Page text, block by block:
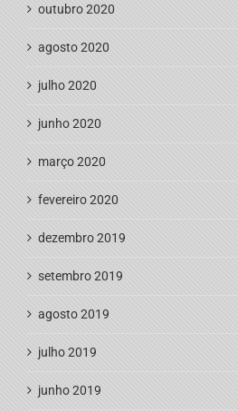
outubro 2020
agosto 2020
julho 2020
junho 2020
março 2020
fevereiro 2020
dezembro 2019
setembro 2019
agosto 2019
julho 2019
junho 2019